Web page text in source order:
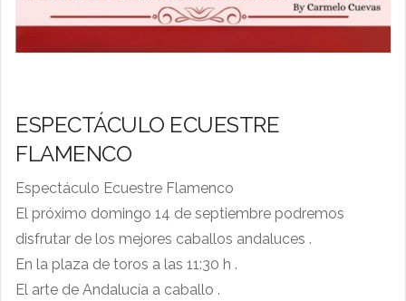
ESPECTÁCULO ECUESTRE
FLAMENCO
Espectáculo Ecuestre Flamenco
El próximo domingo 14 de septiembre podremos
disfrutar de los mejores caballos andaluces .
En la plaza de toros a las 11:30 h .
El arte de Andalucía a caballo .